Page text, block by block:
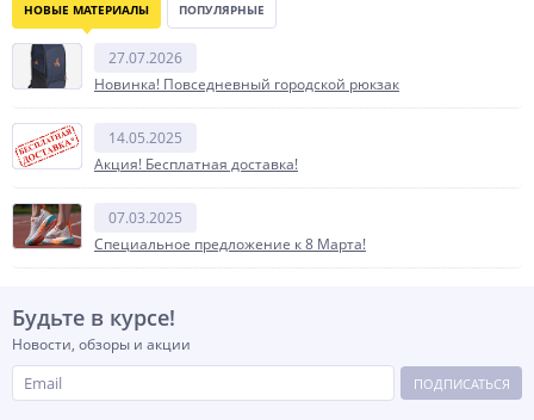
НОВЫЕ МАТЕРИАЛЫ ПОПУЛЯРНЫЕ
27.07.2026
Новинка! Повседневный городской рюкзак
14.05.2025
Акция! Бесплатная доставка!
07.03.2025
Специальное предложение к 8 Марта!
Будьте в курсе!
Новости, обзоры и акции
ПОДПИСАТЬСЯ